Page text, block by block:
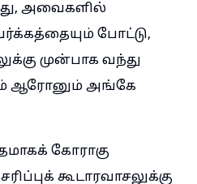
அவைகளில்
போட்டு,
முன்பாக வந்து
ஆரோனும் அங்கே
கோராகு
கூடாரவாசலுக்கு